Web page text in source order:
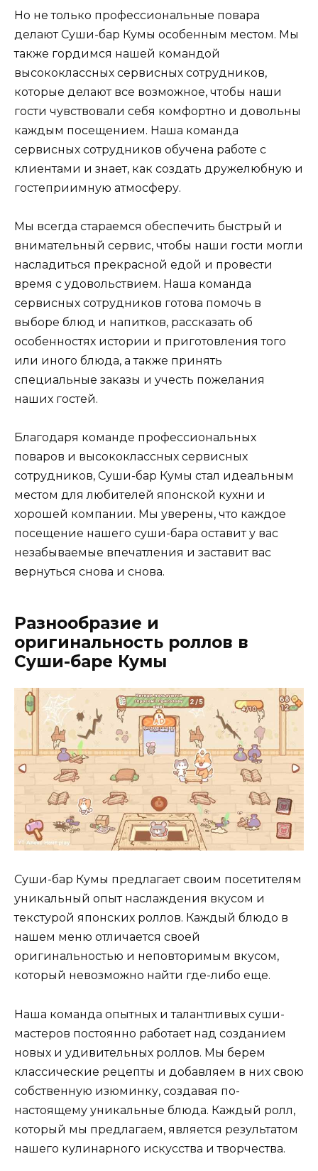
Но не только профессиональные повара
делают Суши-бар Кумы особенным местом. Мы
также гордимся нашей командой
высококлассных сервисных сотрудников,
которые делают все возможное, чтобы наши
гости чувствовали себя комфортно и довольны
каждым посещением. Наша команда
сервисных сотрудников обучена работе с
клиентами и знает, как создать дружелюбную и
гостеприимную атмосферу.
Мы всегда стараемся обеспечить быстрый и
внимательный сервис, чтобы наши гости могли
насладиться прекрасной едой и провести
время с удовольствием. Наша команда
сервисных сотрудников готова помочь в
выборе блюд и напитков, рассказать об
особенностях истории и приготовления того
или иного блюда, а также принять
специальные заказы и учесть пожелания
наших гостей.
Благодаря команде профессиональных
поваров и высококлассных сервисных
сотрудников, Суши-бар Кумы стал идеальным
местом для любителей японской кухни и
хорошей компании. Мы уверены, что каждое
посещение нашего суши-бара оставит у вас
незабываемые впечатления и заставит вас
вернуться снова и снова.
Разнообразие и
оригинальность роллов в
Суши-баре Кумы
Суши-бар Кумы предлагает своим посетителям
уникальный опыт наслаждения вкусом и
текстурой японских роллов. Каждый блюдо в
нашем меню отличается своей
оригинальностью и неповторимым вкусом,
который невозможно найти где-либо еще.
Наша команда опытных и талантливых суши-
мастеров постоянно работает над созданием
новых и удивительных роллов. Мы берем
классические рецепты и добавляем в них свою
собственную изюминку, создавая по-
настоящему уникальные блюда. Каждый ролл,
который мы предлагаем, является результатом
нашего кулинарного искусства и творчества.